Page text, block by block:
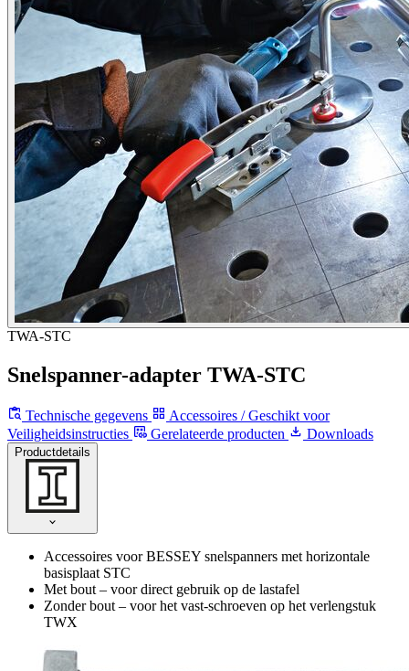
TWA-STC
Snelspanner-adapter TWA-STC
Technische gegevens
Accessoires / Geschikt voor
Veiligheidsinstructies
Gerelateerde producten Downloads
Productdetails
Accessoires voor BESSEY snelspanners met horizontale
basisplaat STC
Met bout – voor direct gebruik op de lastafel
Zonder bout – voor het vast-schroeven op het verlengstuk
TWX